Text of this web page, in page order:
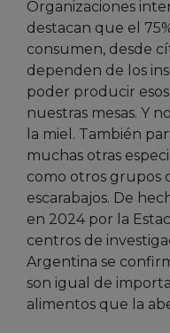
Organizaciones
destacan que el
consumen, desde
dependen de los
poder producir
nuestras mesas. Y
la miel. También
muchas otras
como otros grupos
escarabajos. De
en 2024 por la
centros de
Argentina se
son igual de
alimentos que la